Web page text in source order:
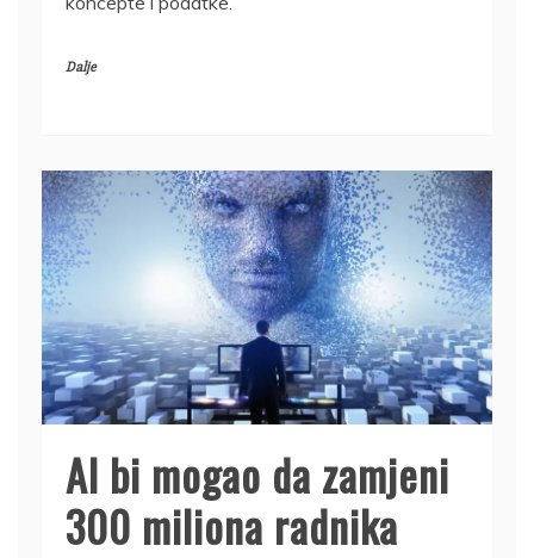
Dalje
AI bi mogao da zamjeni
300 miliona radnika